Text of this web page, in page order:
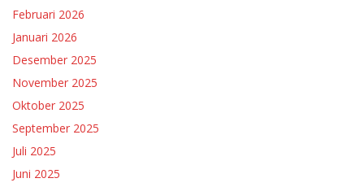
Februari 2026
Januari 2026
Desember 2025
November 2025
Oktober 2025
September 2025
Juli 2025
Juni 2025